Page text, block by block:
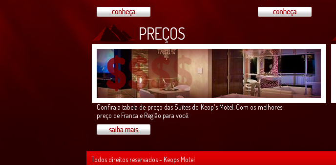
Confira a tabela de preço das Suítes do Keop's Motel. Com os melhores
preço de Franca e Região para você.
Todos direitos reservados - Keops Motel